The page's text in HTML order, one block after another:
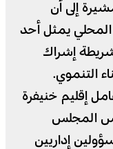
إلى أن
المحلي يمثل أحد
شريطة إشراك
التنموي.
إقليم خنيفرة
المجلس
إداريين